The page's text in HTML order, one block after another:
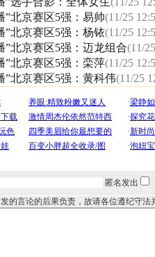
”北京赛区5强：易帅(11/25
”北京赛区5强：杨铱(11/25
”北京赛区5强：迈龙组合(11/
”北京赛区5强：栾萍(11/25
”北京赛区5强：黄科伟(11/25
匿名发出
的言论的后果负责，故请各位遵纪守法